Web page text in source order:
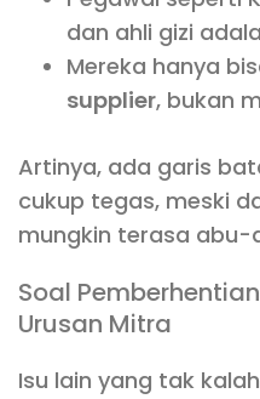
dan ahli gizi
Mereka hanya
supplier, bukan
Artinya, ada garis
cukup tegas, meski
mungkin terasa abu-
Soal
Urusan Mitra
Isu lain yang tak